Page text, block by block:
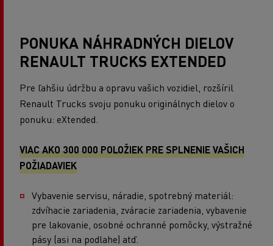
PONUKA NÁHRADNÝCH DIELOV
RENAULT TRUCKS EXTENDED
Pre ľahšiu údržbu a opravu vašich vozidiel, rozšíril
Renault Trucks svoju ponuku originálnych dielov o
ponuku: eXtended.
VIAC AKO 300 000 POLOŽIEK PRE SPLNENIE VAŠICH
POŽIADAVIEK
Vybavenie servisu, náradie, spotrebný materiál:
zdvíhacie zariadenia, zváracie zariadenia, vybavenie
pre lakovanie, osobné ochranné pomôcky, výstražné
pásy (asi na podlahe) atď.